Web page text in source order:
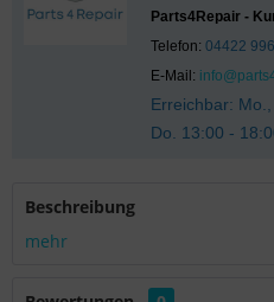
Parts4Repair -
Telefon: 04422
E-Mail:
Erreichbar:
Do. 13:00 -
Beschreibung
mehr